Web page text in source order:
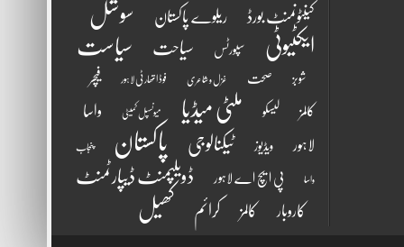
کینٹونمنٹ بورڈ ریلوے پاکستان
سوشل
ایکٹیوٹی
سپورٹس سیاحت سیاست
شوبز صحت غزل و شاعری فوڈ اتھارٹی لاہور فیچر
کالمز لیسکو ملٹی میڈیا میونسپل کمیٹی واسا
لاہور ویڈیوز ٹیکنالوجی پاکستان پنجاب
واسا پی ایچ اے لاہور ڈویلپمنٹ ڈیپارٹمنٹ
کاروبار کالمز کرائم کھیل